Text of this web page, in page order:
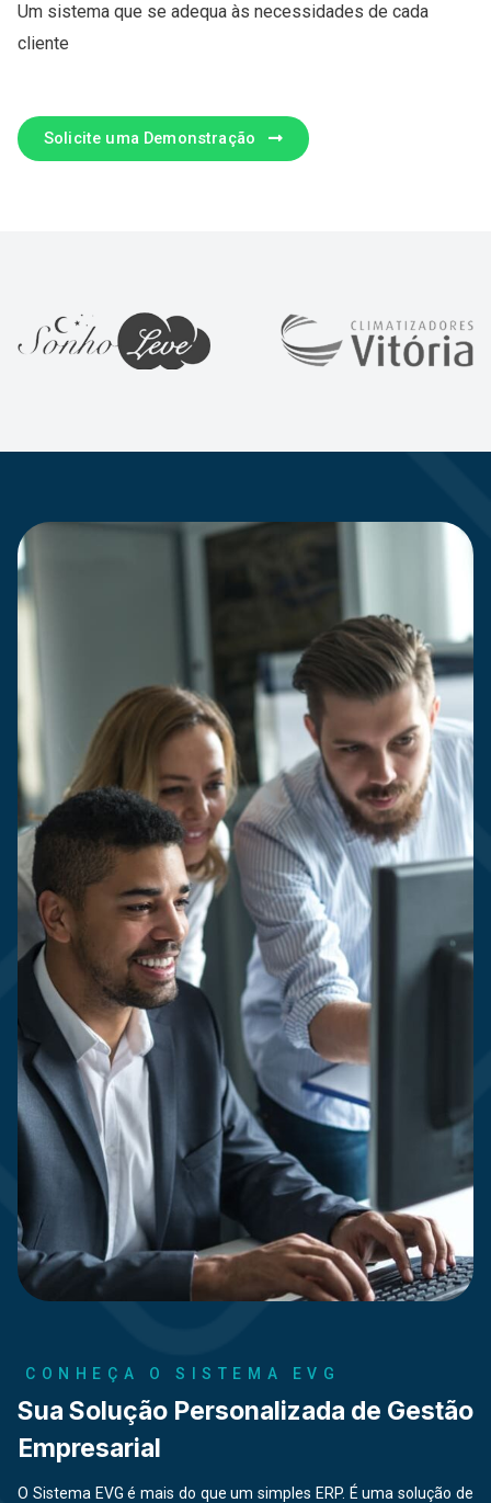
Um sistema que se adequa às necessidades de cada
cliente
Solicite uma Demonstração
CONHEÇA O SISTEMA EVG
Sua Solução Personalizada de Gestão
Empresarial
O Sistema EVG é mais do que um simples ERP. É uma solução de